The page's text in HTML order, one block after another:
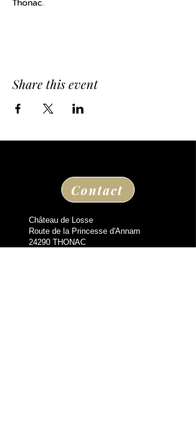
Thonac.
Share this event
Contact
Château de Losse
Route de la Princesse d'Annam
24290 THONAC